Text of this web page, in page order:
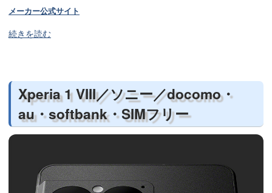
メーカー公式サイト
続きを読む
Xperia 1 VIII／ソニー／docomo・
au・softbank・SIMフリー